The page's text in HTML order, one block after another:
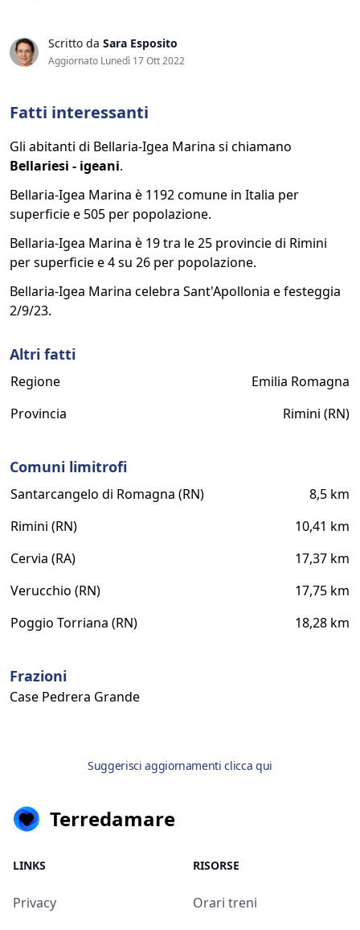
Scritto da Sara Esposito
Aggiornato Lunedì 17 Ott 2022
Fatti interessanti
Gli abitanti di Bellaria-Igea Marina si chiamano
Bellariesi - igeani.
Bellaria-Igea Marina è 1192 comune in Italia per
superficie e 505 per popolazione.
Bellaria-Igea Marina è 19 tra le 25 provincie di Rimini
per superficie e 4 su 26 per popolazione.
Bellaria-Igea Marina celebra Sant'Apollonia e festeggia
2/9/23.
Altri fatti
Regione
Emilia Romagna
Provincia
Rimini (RN)
Comuni limitrofi
Santarcangelo di Romagna (RN)
8,5 km
Rimini (RN)
10,41 km
Cervia (RA)
17,37 km
Verucchio (RN)
17,75 km
Poggio Torriana (RN)
18,28 km
Frazioni
Case Pedrera Grande
Suggerisci aggiornamenti clicca qui
Terredamare
LINKS
Privacy
RISORSE
Orari treni